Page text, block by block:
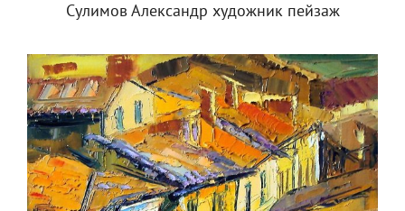
Сулимов Александр художник пейзаж